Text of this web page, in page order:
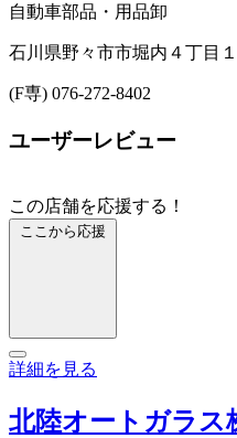
自動車部品・用品卸
石川県野々市市堀内４丁目１
(F専) 076-272-8402
ユーザーレビュー
この店舗を応援する！
ここから応援
詳細を見る
北陸オートガラス